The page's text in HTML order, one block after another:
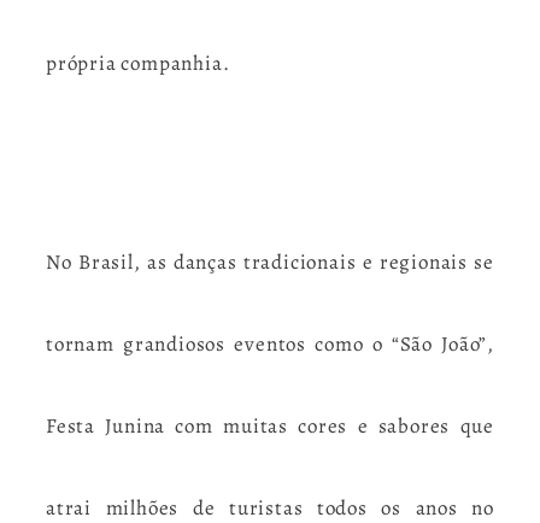
própria companhia.
No Brasil, as danças tradicionais e regionais se
tornam grandiosos eventos como o “São João”,
Festa Junina com muitas cores e sabores que
atrai milhões de turistas todos os anos no